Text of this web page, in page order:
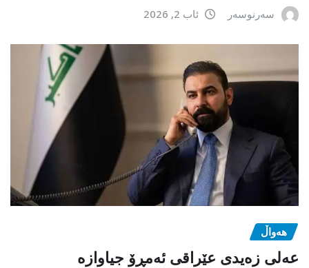
سەرنوسەر ئاب 2, 2026
هەواڵ
عەلی زەیدی عێراقی ئەمڕۆ جیاوازە